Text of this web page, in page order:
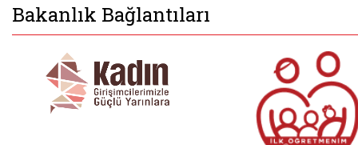
Bakanlık Bağlantıları